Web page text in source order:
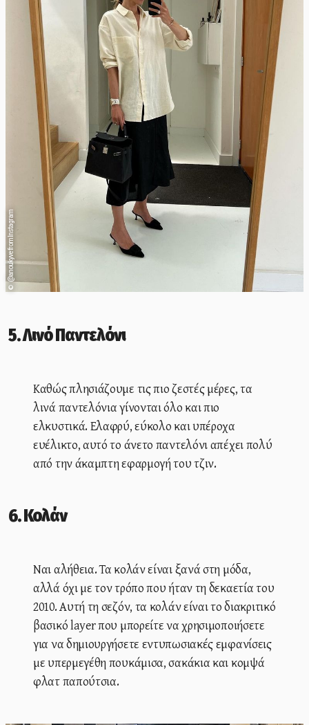
©
@anoukyve from Instagram
5. Λινό Παντελόνι
Καθώς πλησιάζουμε τις πιο ζεστές μέρες, τα
λινά παντελόνια γίνονται όλο και πιο
ελκυστικά. Ελαφρύ, εύκολο και υπέροχα
ευέλικτο, αυτό το άνετο παντελόνι απέχει πολύ
από την άκαμπτη εφαρμογή του τζιν.
6. Κολάν
Ναι αλήθεια. Τα κολάν είναι ξανά στη μόδα,
αλλά όχι με τον τρόπο που ήταν τη δεκαετία του
2010. Αυτή τη σεζόν, τα κολάν είναι το διακριτικό
βασικό layer που μπορείτε να χρησιμοποιήσετε
για να δημιουργήσετε εντυπωσιακές εμφανίσεις
με υπερμεγέθη πουκάμισα, σακάκια και κομψά
φλατ παπούτσια.